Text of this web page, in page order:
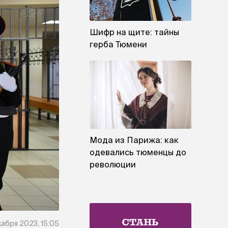
2023, 15:05
Шифр на щите: тайны
герба Тюмени
Мода из Парижа: как
одевались тюменцы до
революции